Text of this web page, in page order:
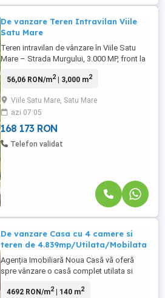
echipamentelor ...
De vanzare Teren Intravilan Viile
Satu Mare
Teren intravilan de vânzare în Viile Satu
Mare – Strada Murgului, 3.000 MP, front la
Casă vă propune spre vânzare un teren
Strada Murgului, într-o zonă liniștită, cu
acces direct din drum asfaltat. Terenul are
o suprafață ...
56,06 RON/m2| 3,000 m2
Viile Satu Mare, Satu Mare
azi 07:05
168 173 RON
Telefon validat
De vanzare Casa cu 4 camere si
teren de 4.839mp/Utilata/Mobilata
Agenția Imobiliară Noua Casă vă oferă
spre vânzare o casă complet utilata si
Mare, amplasată pe un teren generos în
4692 RON/m2| 140 m2